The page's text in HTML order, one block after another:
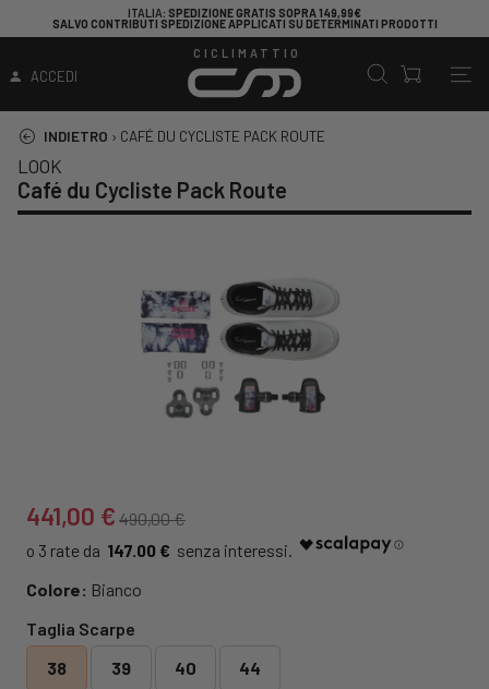
ITALIA: SPEDIZIONE GRATIS SOPRA 149,99€
SALVO CONTRIBUTI SPEDIZIONE APPLICATI SU DETERMINATI PRODOTTI
ACCEDI
CICLIMATTIO
INDIETRO › CAFÉ DU CYCLISTE PACK ROUTE
LOOK
Café du Cycliste Pack Route
441,00 € 490,00 €
147.00 €
Colore: Bianco
Taglia Scarpe
38
39 40 44